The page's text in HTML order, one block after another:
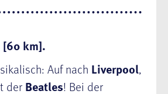
km].
Auf nach Liverpool,
derBeatles! Bei der